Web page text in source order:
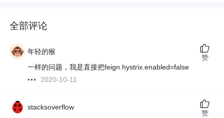
全部评论
年轻的猴
一样的问题，我是直接把feign.hystrix.enabled=false
2020-10-11
赞
stacksoverflow
赞